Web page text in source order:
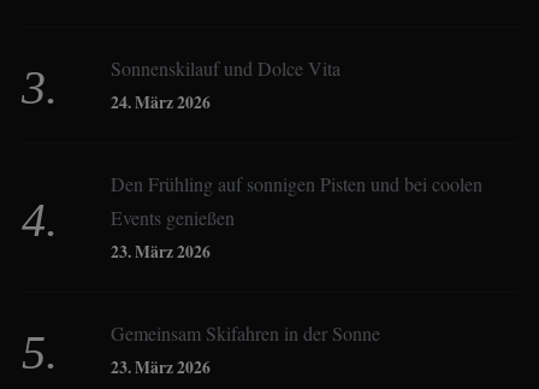
Derk Hoberg
Dominique Schroller
Sonnenskilauf und Dolce Vita
24. März 2026
Den Frühling auf sonnigen Pisten und bei coolen
Events genießen
23. März 2026
Gemeinsam Skifahren in der Sonne
23. März 2026